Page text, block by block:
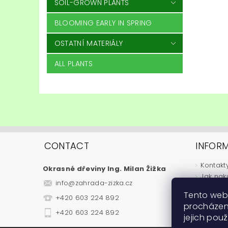
SOIL-GROWN PLANTS
BLOOMING EARLY IN SPRING
OSTATNÍ MATERIÁLY
ALL PLANTS
CONTACT
Okrasné dřeviny Ing. Milan Žižka
info@zahrada-zizka.cz
+420 603 224 892
+420 603 224 892
Jak
Tento
jejich